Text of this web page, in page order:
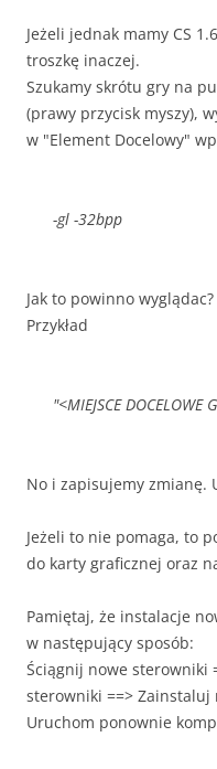
Jeżeli jednak mamy CS
troszkę inaczej.
Szukamy skrótu gry na
(prawy przycisk myszy),
w "Element Docelowy"
-gl -32bpp
Jak to powinno wyglądac?
Przykład
"<MIEJSCE
No i zapisujemy zmianę.
Jeżeli to nie pomaga, to
do karty graficznej oraz
Pamiętaj, że instalacje
w następujący sposób:
Ściągnij nowe sterowniki
sterowniki ==>
Uruchom ponownie